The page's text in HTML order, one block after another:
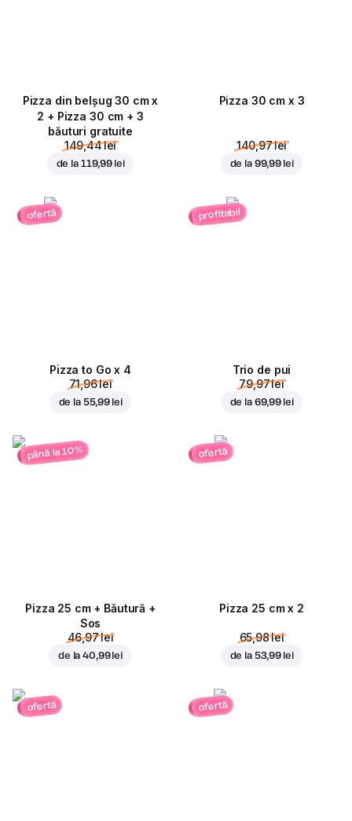
Pizza din belșug 30 cm x
2 + Pizza 30 cm + 3
băuturi gratuite
149,44 lei
de la 119,99 lei
Pizza 30 cm x 3
140,97 lei
de la 99,99 lei
ofertă
Pizza to Go x 4
71,96 lei
de la 55,99 lei
profitabil
Trio de pui
79,97 lei
de la 69,99 lei
până la 10%
Pizza 25 cm + Băutură +
Sos
46,97 lei
de la40,99 lei
ofertă
Pizza 25 cm x 2
65,98 lei
de la 53,99 lei
ofertă ofertă